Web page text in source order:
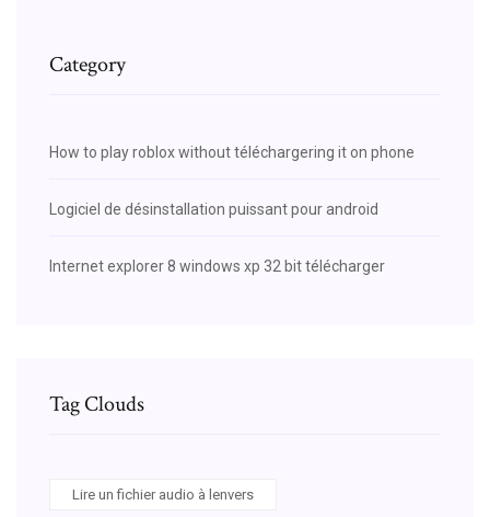
Category
How to play roblox without téléchargering it on phone
Logiciel de désinstallation puissant pour android
Internet explorer 8 windows xp 32 bit télécharger
Tag Clouds
Lire un fichier audio à lenvers